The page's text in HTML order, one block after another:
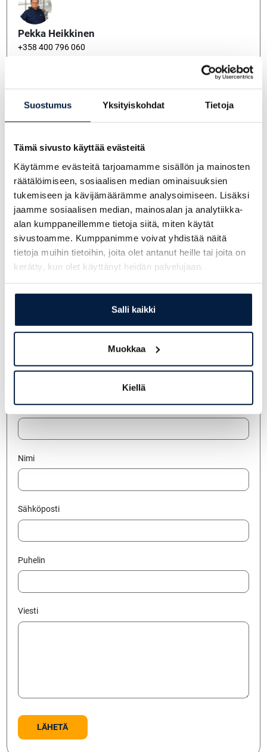
Suostumus Yksityiskohdat Tietoja
Tämä sivusto käyttää evästeitä
Käytämme evästeitä tarjoamamme sisällön ja mainosten
räätälöimiseen, sosiaalisen median ominaisuuksien
tukemiseen ja kävijämäärämme analysoimiseen. Lisäksi
jaamme sosiaalisen median, mainosalan ja analytiikka-
alan kumppaneillemme tietoja siitä, miten käytät
sivustoamme. Kumppanimme voivat yhdistää näitä
tietoja muihin tietoihin, joita olet antanut heille tai joita on
kerätty, kun olet käyttänyt heidän palvelujaan.
Salli kaikki
Muokkaa
Kiellä
Pekka Heikkinen
+358 400 796 060
Pauli Seppälä
pauli.seppala@telakone.com
Miikka Läntinen
+358 405244966
miikka.lantinen@telakone.com
Veijo Repo
Jätä yhteydenottopyyntö
Yritys
Nimi
Sähköposti
Puhelin
Viesti